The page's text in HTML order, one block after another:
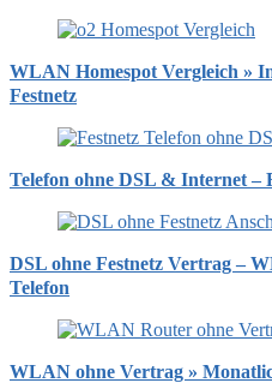
WLAN Homespot Vergleich »
Festnetz
Telefon ohne DSL & Internet –
DSL ohne Festnetz Vertrag –
Telefon
WLAN ohne Vertrag »